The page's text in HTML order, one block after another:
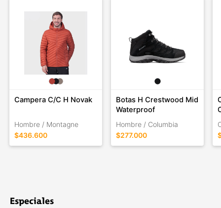
Campera C/C H Novak
Hombre / Montagne
$436.600
Botas H Crestwood Mid
Waterproof
Hombre / Columbia
$277.000
Especiales